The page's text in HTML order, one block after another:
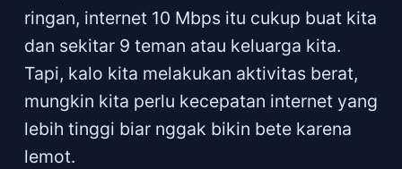
ringan, internet 10 Mbps itu cukup buat kita
dan sekitar 9 teman atau keluarga kita.
Tapi, kalo kita melakukan aktivitas berat,
mungkin kita perlu kecepatan internet yang
lebih tinggi biar nggak bikin bete karena
lemot.